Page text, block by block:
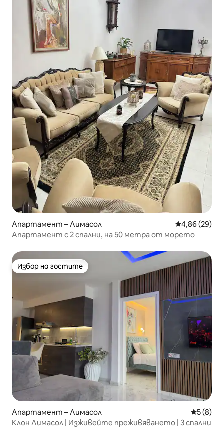
Апартамент – Лимасол Средна
4,86 (29)
Апартамент с 2 спални, на 50 метра от морето
Избор на гостите
Избор на гостите
Апартамент – Лимасол Средна
5 (8)
Клон Лимасол | Изживейте преживяването | 3 спални